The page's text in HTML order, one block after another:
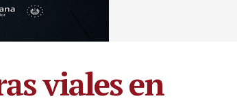
viales en